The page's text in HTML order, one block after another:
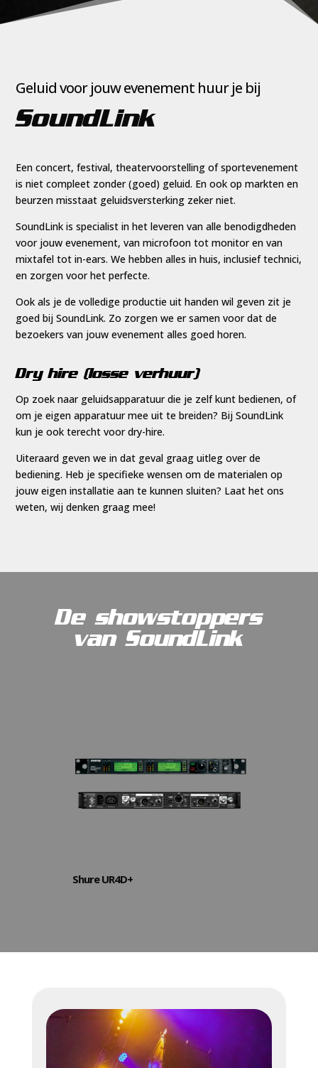
Geluid voor jouw evenement huur je bij
SoundLink
Een concert, festival, theatervoorstelling of sportevenement
is niet compleet zonder (goed) geluid. En ook op markten en
beurzen misstaat geluidsversterking zeker niet.
SoundLink is specialist in het leveren van alle benodigdheden
voor jouw evenement, van microfoon tot monitor en van
mixtafel tot in-ears. We hebben alles in huis, inclusief technici,
en zorgen voor het perfecte.
Ook als je de volledige productie uit handen wil geven zit je
goed bij SoundLink. Zo zorgen we er samen voor dat de
bezoekers van jouw evenement alles goed horen.
Dry hire (losse verhuur)
Op zoek naar geluidsapparatuur die je zelf kunt bedienen, of
om je eigen apparatuur mee uit te breiden? Bij SoundLink
kun je ook terecht voor dry-hire.
Uiteraard geven we in dat geval graag uitleg over de
bediening. Heb je specifieke wensen om de materialen op
jouw eigen installatie aan te kunnen sluiten? Laat het ons
weten, wij denken graag mee!
De showstoppers
van SoundLink
Shure UR4D+